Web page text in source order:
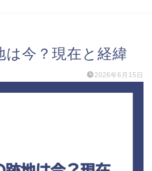
は今？現在と経緯
2026年6月15日